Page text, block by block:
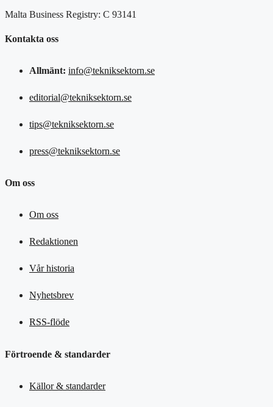
Malta Business Registry: C 93141
Kontakta oss
Allmänt: info@tekniksektorn.se
editorial@tekniksektorn.se
tips@tekniksektorn.se
press@tekniksektorn.se
Om oss
Om oss
Redaktionen
Vår historia
Nyhetsbrev
RSS-flöde
Förtroende & standarder
Källor & standarder